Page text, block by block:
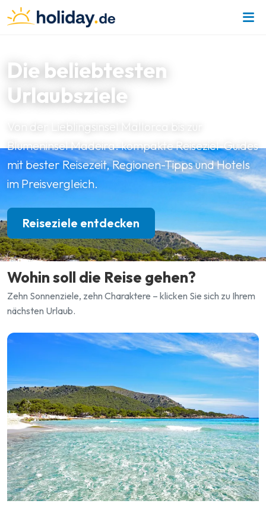
Die beliebtesten
Urlaubsziele
Von der Lieblingsinsel Mallorca bis zur
Blumeninsel Madeira: kompakte Reiseziel-Guides
mit bester Reisezeit, Regionen-Tipps und Hotels
im Preisvergleich.
Reiseziele entdecken
Wohin soll die Reise gehen?
Zehn Sonnenziele, zehn Charaktere – klicken Sie sich zu Ihrem
nächsten Urlaub.